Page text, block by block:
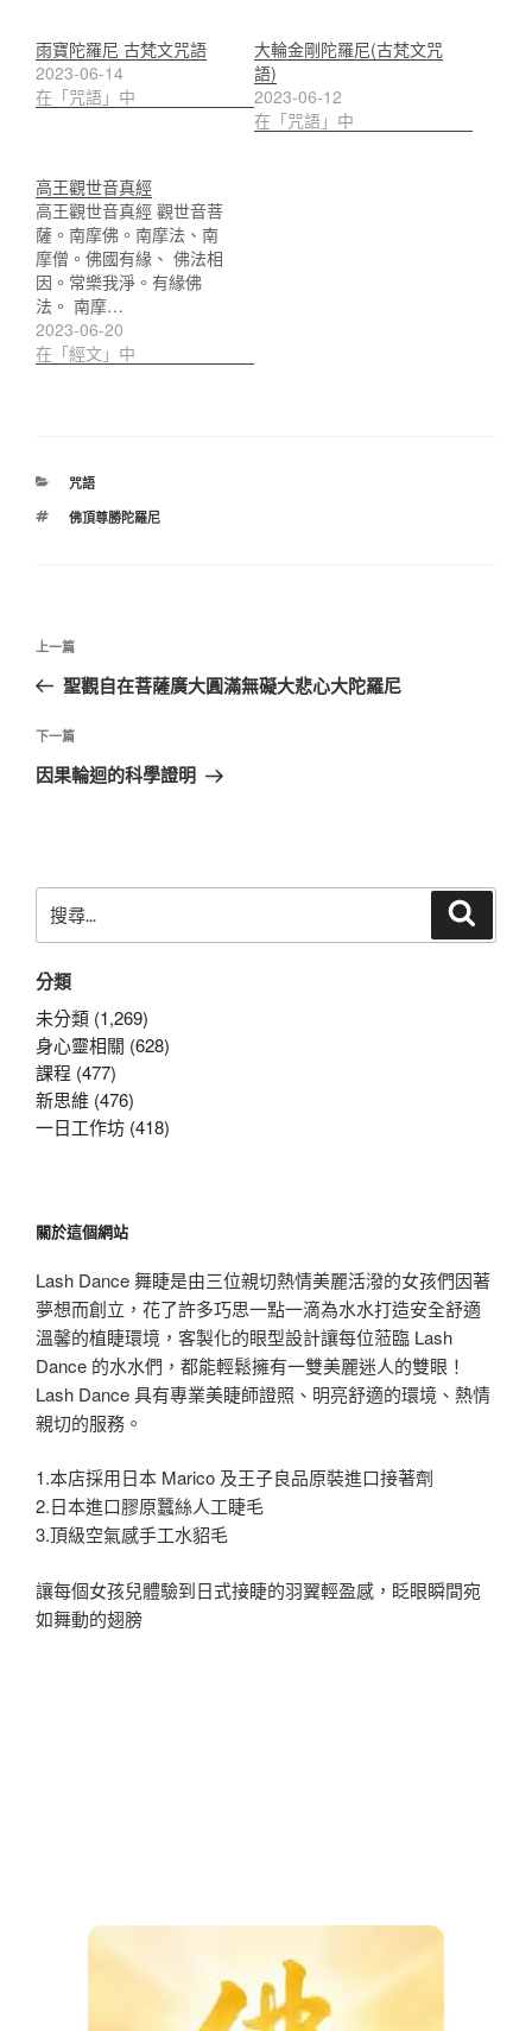
雨寶陀羅尼 古梵文咒語
2023-06-14
在「咒語」中
大輪金剛陀羅尼(古梵文咒
語)
2023-06-12
在「咒語」中
高王觀世音真經
高王觀世音真經 觀世音菩
薩。南摩佛。南摩法、南
摩僧。佛國有緣、 佛法相
因。常樂我淨。有緣佛
法。 南摩…
2023-06-20
在「經文」中
分
咒語
標
佛頂尊勝陀羅尼
文
導
覽
上
一
文
章
上一篇
聖觀自在菩薩廣大圓滿無礙大悲心大陀羅尼
下
一
下一篇
因果輪迴的科學證明
尋
鍵
字:
分類
未分類 (1,269)
身心靈相關 (628)
課程 (477)
新思維 (476)
一日工作坊 (418)
關於這個網站
Lash Dance 舞睫是由三位親切熱情美麗活潑的女孩們因著
夢想而創立，花了許多巧思一點一滴為水水打造安全舒適
溫馨的植睫環境，客製化的眼型設計讓每位蒞臨 Lash
Dance 的水水們，都能輕鬆擁有一雙美麗迷人的雙眼！
Lash Dance 具有專業美睫師證照、明亮舒適的環境、熱情
親切的服務。
1.本店採用日本 Marico 及王子良品原裝進口接著劑
2.日本進口膠原蠶絲人工睫毛
3.頂級空氣感手工水貂毛
讓每個女孩兒體驗到日式接睫的羽翼輕盈感，眨眼瞬間宛
如舞動的翅膀